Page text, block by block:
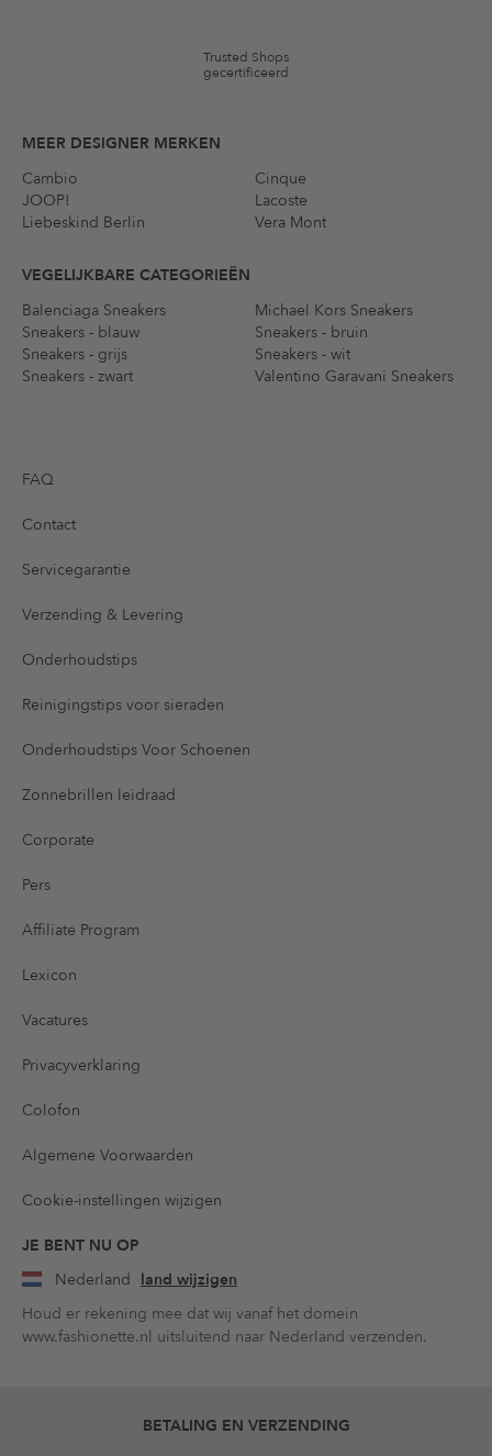
Trusted Shops
gecertificeerd
MEER DESIGNER MERKEN
Cambio
Cinque
JOOP!
Lacoste
Liebeskind Berlin
Vera Mont
VEGELIJKBARE CATEGORIEËN
Balenciaga Sneakers
Michael Kors Sneakers
Sneakers - blauw
Sneakers - bruin
Sneakers - grijs
Sneakers - wit
Sneakers - zwart
Valentino Garavani Sneakers
FAQ
Contact
Servicegarantie
Verzending & Levering
Onderhoudstips
Reinigingstips voor sieraden
Onderhoudstips Voor Schoenen
Zonnebrillen leidraad
Corporate
Pers
Affiliate Program
Lexicon
Vacatures
Privacyverklaring
Colofon
Algemene Voorwaarden
Cookie-instellingen wijzigen
JE BENT NU OP
Nederland land wijzigen
Houd er rekening mee dat wij vanaf het domein
www.fashionette.nl uitsluitend naar Nederland verzenden.
BETALING EN VERZENDING